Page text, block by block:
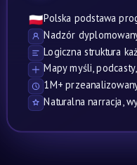
🇵🇱Polska podstawa
Nadzór
Logiczna struktura
Mapy myśli,
1M+
Naturalna narracja,